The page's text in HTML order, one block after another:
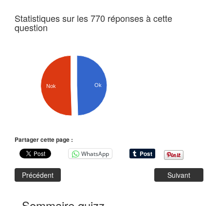
Statistiques sur les 770 réponses à cette
question
Ok
Nok
Partager cette page :
WhatsApp
Précédent Suivant